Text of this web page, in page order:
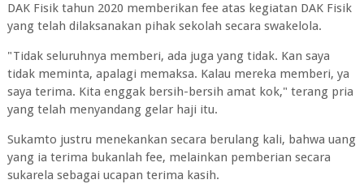
DAK Fisik tahun 2020 memberikan fee atas kegiatan DAK Fisik
yang telah dilaksanakan pihak sekolah secara swakelola.
"Tidak seluruhnya memberi, ada juga yang tidak. Kan saya
tidak meminta, apalagi memaksa. Kalau mereka memberi, ya
saya terima. Kita enggak bersih-bersih amat kok," terang pria
yang telah menyandang gelar haji itu.
Sukamto justru menekankan secara berulang kali, bahwa uang
yang ia terima bukanlah fee, melainkan pemberian secara
sukarela sebagai ucapan terima kasih.